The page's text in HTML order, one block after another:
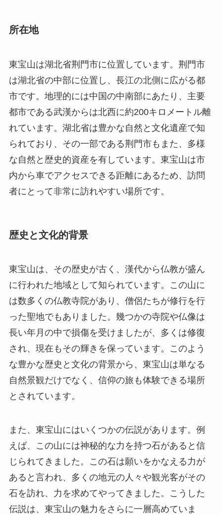
所在地
東宝山は湖北省荆門市に位置しています。荆門市
は湖北省の中部に位置し、長江の北側に広がる都
市です。地理的には中国の中南部にあたり、主要
都市である武漢からは北西に約200キロメートル離
れています。湖北省は豊かな自然と文化遺産で知
られており、その一部である荆門市もまた、多様
な自然と歴史的資産を有しています。東宝山は市
内から車でアクセスできる距離にあるため、訪問
者にとって非常に訪れやすい場所です。
歴史と文化的背景
東宝山は、その歴史が古く、漢代から仏教が盛ん
に行われた地域として知られています。この山に
は数多くの仏教寺院があり、僧侶たちが修行を行
った聖地でもありました。幾つかの寺院や仏像は
長い年月の中で損傷を受けましたが、多くは修復
され、現在もその輝きを保っています。このよう
な豊かな歴史と文化の背景から、東宝山は単なる
自然景観だけでなく、信仰の旅も体験できる場所
とされています。
また、東宝山にはいくつかの伝説があります。例
えば、この山には神秘的な力を持つ石があると信
じられてきました。この石は願いをかなえる力が
あると言われ、多くの地元の人々や観光客がその
石を訪れ、力を求めてやってきました。こうした
伝説は、東宝山の魅力をさらに一層高めていま